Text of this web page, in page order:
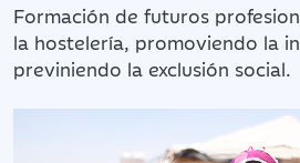
Formación de futuros
la hostelería, promoviendo la
previniendo la exclusión social.